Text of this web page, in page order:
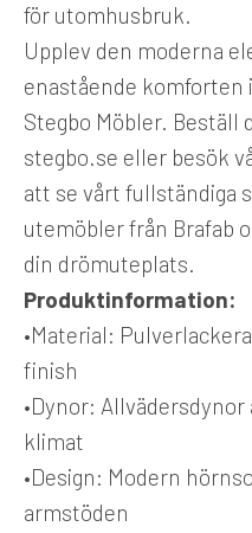
för utomhusbruk.
Upplev den moderna
enastående komforten
Stegbo Möbler. Beställ
stegbo.se eller besök
att se vårt fullständiga
utemöbler från Brafab
din drömuteplats.
Produktinformation:
•Material:
finish
•Dynor: Allvädersdynor
klimat
•Design: Modern
armstöden